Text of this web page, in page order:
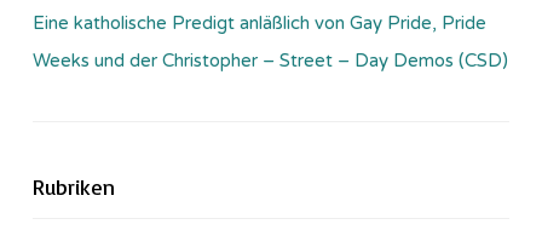
Eine katholische Predigt anläßlich von Gay Pride, Pride
Weeks und der Christopher – Street – Day Demos (CSD)
Rubriken